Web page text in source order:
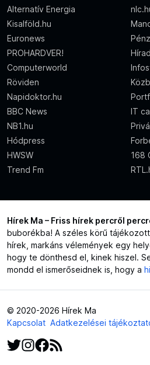
Alternatív Energia
Kisalföld.hu
Euronews
PROHARDVER!
Computerworld
Röviden
Napidoktor.hu
BBC News
IT
NB1.hu
Hódpress
HWSW
168
Trend Fm
Hírek Ma – Friss hírek percről
buborékba! A széles körű
hírek, markáns vélemények egy
hogy te dönthesd el, kinek hiszel.
mondd el ismerőseidnek is, hogy a
© 2020-2026 Hírek Ma
Kapcsolat Adatkezelései